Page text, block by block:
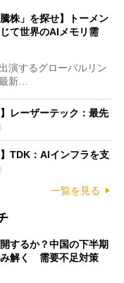
株」を探せ】トーメン
て世界のAIメモリ需
演するグローバルリン
新…
レーザーテック：最先
TDK：AIインフラを支
一覧を見る
するか？中国の下半期
解く 需要不足対策